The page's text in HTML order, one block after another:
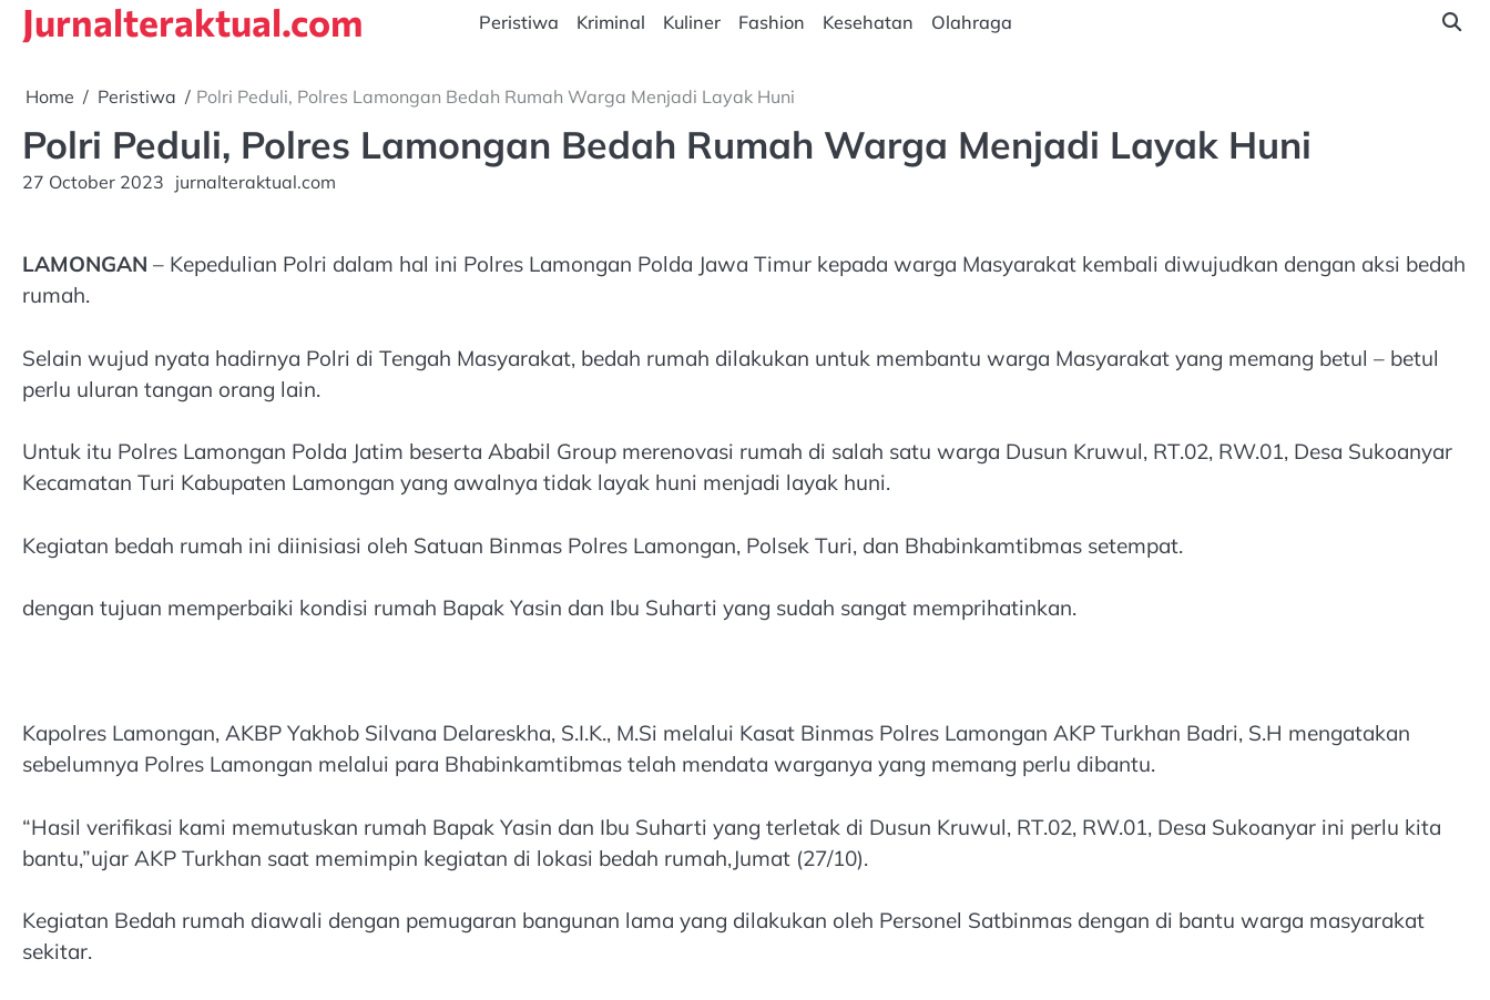
SkipJurnalteraktual.com Peristiwa Kriminal Kuliner Fashion Kesehatan Olahraga
Home Peristiwa Polri Peduli, Polres Lamongan Bedah Rumah Warga Menjadi Layak Huni
Polri Peduli, Polres Lamongan Bedah Rumah Warga Menjadi Layak Huni
27 October 2023 jurnalteraktual.com
LAMONGAN – Kepedulian Polri dalam hal ini Polres Lamongan Polda Jawa Timur kepada warga Masyarakat kembali diwujudkan dengan aksi bedah
rumah.
Selain wujud nyata hadirnya Polri di Tengah Masyarakat, bedah rumah dilakukan untuk membantu warga Masyarakat yang memang betul – betul
perlu uluran tangan orang lain.
Untuk itu Polres Lamongan Polda Jatim beserta Ababil Group merenovasi rumah di salah satu warga Dusun Kruwul, RT.02, RW.01, Desa Sukoanyar
Kecamatan Turi Kabupaten Lamongan yang awalnya tidak layak huni menjadi layak huni.
Kegiatan bedah rumah ini diinisiasi oleh Satuan Binmas Polres Lamongan, Polsek Turi, dan Bhabinkamtibmas setempat.
dengan tujuan memperbaiki kondisi rumah Bapak Yasin dan Ibu Suharti yang sudah sangat memprihatinkan.
Kapolres Lamongan, AKBP Yakhob Silvana Delareskha, S.I.K., M.Si melalui Kasat Binmas Polres Lamongan AKP Turkhan Badri, S.H mengatakan
sebelumnya Polres Lamongan melalui para Bhabinkamtibmas telah mendata warganya yang memang perlu dibantu.
“Hasil verifikasi kami memutuskan rumah Bapak Yasin dan Ibu Suharti yang terletak di Dusun Kruwul, RT.02, RW.01, Desa Sukoanyar ini perlu kita
bantu,”ujar AKP Turkhan saat memimpin kegiatan di lokasi bedah rumah,Jumat (27/10).
Kegiatan Bedah rumah diawali dengan pemugaran bangunan lama yang dilakukan oleh Personel Satbinmas dengan di bantu warga masyarakat
sekitar.